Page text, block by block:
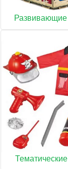
Развивающие